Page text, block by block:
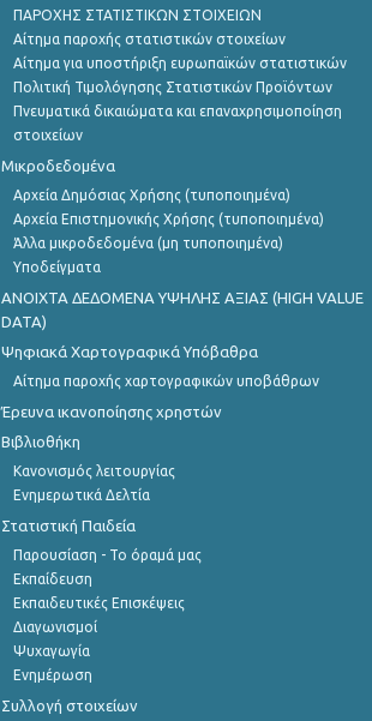
ΠΑΡΟΧΗΣ ΣΤΑΤΙΣΤΙΚΩΝ ΣΤΟΙΧΕΙΩΝ
Αίτημα παροχής στατιστικών στοιχείων
Αίτημα για υποστήριξη ευρωπαϊκών στατιστικών
Πολιτική Τιμολόγησης Στατιστικών Προϊόντων
Πνευματικά δικαιώματα και επαναχρησιμοποίηση
στοιχείων
Μικροδεδομένα
Αρχεία Δημόσιας Χρήσης (τυποποιημένα)
Αρχεία Επιστημονικής Χρήσης (τυποποιημένα)
Άλλα μικροδεδομένα (μη τυποποιημένα)
Υποδείγματα
ANOIXTA ΔΕΔΟΜΕΝΑ ΥΨΗΛΗΣ ΑΞΙΑΣ (HIGH VALUE
DATA)
Ψηφιακά Χαρτογραφικά Υπόβαθρα
Αίτημα παροχής χαρτογραφικών υποβάθρων
Έρευνα ικανοποίησης χρηστών
Βιβλιοθήκη
Κανονισμός λειτουργίας
Ενημερωτικά Δελτία
Στατιστική Παιδεία
Παρουσίαση - Το όραμά μας
Εκπαίδευση
Εκπαιδευτικές Επισκέψεις
Διαγωνισμοί
Ψυχαγωγία
Ενημέρωση
Συλλογή στοιχείων